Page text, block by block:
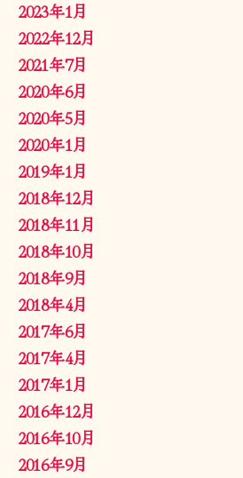
2023年1月
2022年12月
2021年7月
2020年6月
2020年5月
2020年1月
2019年1月
2018年12月
2018年11月
2018年10月
2018年9月
2018年4月
2017年6月
2017年4月
2017年1月
2016年12月
2016年10月
2016年9月